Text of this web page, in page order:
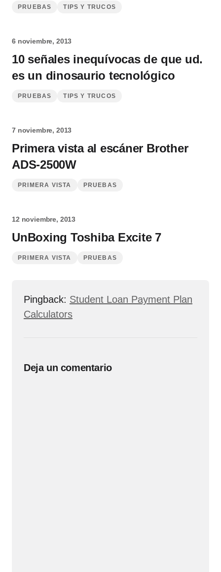
PRUEBAS TIPS Y TRUCOS
6 noviembre, 2013
10 señales inequívocas de que ud.
es un dinosaurio tecnológico
PRUEBAS TIPS Y TRUCOS
7 noviembre, 2013
Primera vista al escáner Brother
ADS-2500W
PRIMERA VISTA PRUEBAS
12 noviembre, 2013
UnBoxing Toshiba Excite 7
PRIMERA VISTA PRUEBAS
Pingback: Student Loan Payment Plan
Calculators
Deja un comentario